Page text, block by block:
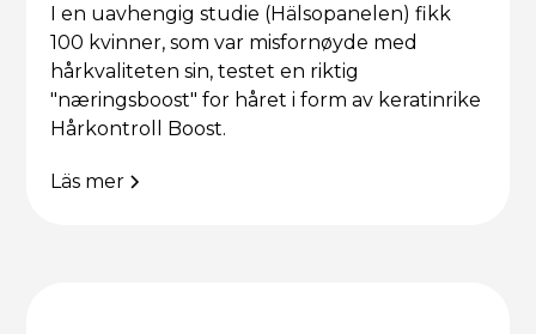
I en uavhengig studie (Hälsopanelen) fikk
100 kvinner, som var misfornøyde med
hårkvaliteten sin, testet en riktig
"næringsboost" for håret i form av keratinrike
Hårkontroll Boost.
Läs mer